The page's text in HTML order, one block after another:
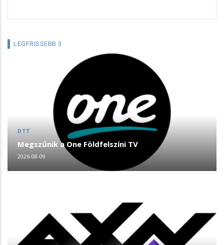
LEGFRISSEBB 3
DTT
Megszűnik a One Földfelszíni TV
2026-08-09